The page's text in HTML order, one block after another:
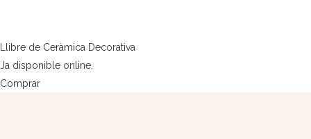
Llibre de Ceràmica Decorativa
Ja disponible online.
Comprar